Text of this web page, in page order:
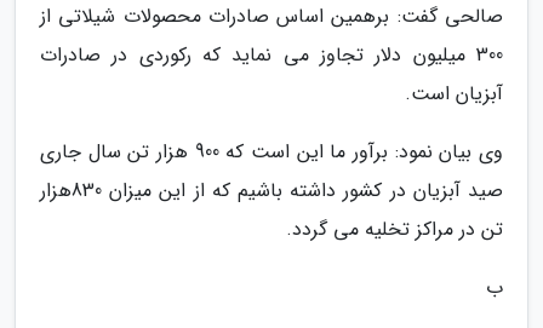
صالحی گفت: برهمین اساس صادرات محصولات شیلاتی از
300 میلیون دلار تجاوز می نماید که رکوردی در صادرات
آبزیان است.
وی بیان نمود: برآور ما این است که 900 هزار تن سال جاری
صید آبزیان در کشور داشته باشیم که از این میزان 830هزار
تن در مراکز تخلیه می گردد.
ب